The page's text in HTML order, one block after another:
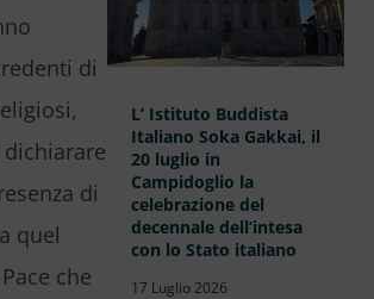
di
di
quel
che
L’ Istituto Buddista
Italiano Soka Gakkai, il
20 luglio in
Campidoglio la
celebrazione del
decennale dell’intesa
con lo Stato italiano
17 Luglio 2026